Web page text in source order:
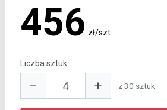
456 zł/szt.
Liczba sztuk:
− + z 30 sztuk